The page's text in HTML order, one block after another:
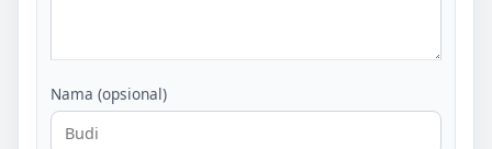
Nama (opsional)